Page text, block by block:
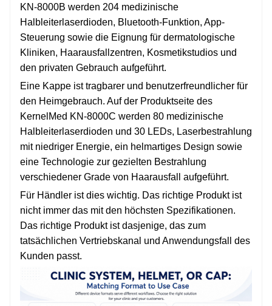
KN-8000B werden 204 medizinische
Halbleiterlaserdioden, Bluetooth-Funktion, App-
Steuerung sowie die Eignung für dermatologische
Kliniken, Haarausfallzentren, Kosmetikstudios und
den privaten Gebrauch aufgeführt.
Eine Kappe ist tragbarer und benutzerfreundlicher für
den Heimgebrauch. Auf der Produktseite des
KernelMed KN-8000C werden 80 medizinische
Halbleiterlaserdioden und 30 LEDs, Laserbestrahlung
mit niedriger Energie, ein helmartiges Design sowie
eine Technologie zur gezielten Bestrahlung
verschiedener Grade von Haarausfall aufgeführt.
Für Händler ist dies wichtig. Das richtige Produkt ist
nicht immer das mit den höchsten Spezifikationen.
Das richtige Produkt ist dasjenige, das zum
tatsächlichen Vertriebskanal und Anwendungsfall des
Kunden passt.